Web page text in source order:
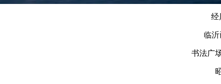
经
临
书法广